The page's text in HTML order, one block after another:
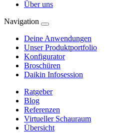
Über uns
Navigation
Deine Anwendungen
Unser Produktportfolio
Konfigurator
Broschüren
Daikin Infosession
Ratgeber
Blog
Referenzen
Virtueller Schauraum
Übersicht